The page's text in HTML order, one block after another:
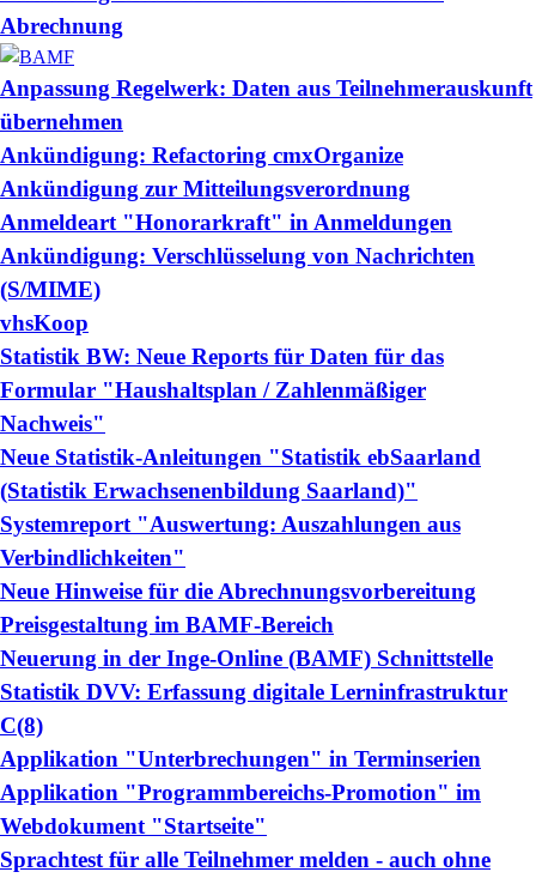
Abrechnung
Anpassung Regelwerk: Daten aus Teilnehmerauskunft
übernehmen
Ankündigung: Refactoring cmxOrganize
Ankündigung zur Mitteilungsverordnung
Anmeldeart "Honorarkraft" in Anmeldungen
Ankündigung: Verschlüsselung von Nachrichten
(S/MIME)
vhsKoop
Statistik BW: Neue Reports für Daten für das
Formular "Haushaltsplan / Zahlenmäßiger
Nachweis"
Neue Statistik-Anleitungen "Statistik ebSaarland
(Statistik Erwachsenenbildung Saarland)"
Systemreport "Auswertung: Auszahlungen aus
Verbindlichkeiten"
Neue Hinweise für die Abrechnungsvorbereitung
Preisgestaltung im BAMF-Bereich
Neuerung in der Inge-Online (BAMF) Schnittstelle
Statistik DVV: Erfassung digitale Lerninfrastruktur
C(8)
Applikation "Unterbrechungen" in Terminserien
Applikation "Programmbereichs-Promotion" im
Webdokument "Startseite"
Sprachtest für alle Teilnehmer melden - auch ohne